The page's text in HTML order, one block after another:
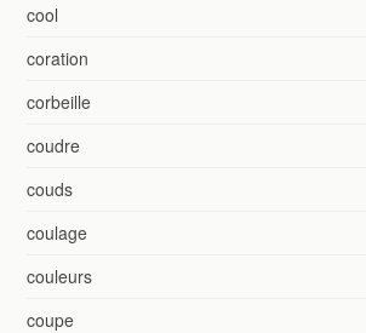
cool
coration
corbeille
coudre
couds
coulage
couleurs
coupe